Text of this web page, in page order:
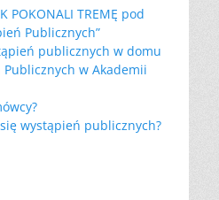
POKONALI TREMĘ pod
Publicznych”
publicznych w domu
w Akademii
wystąpień publicznych?